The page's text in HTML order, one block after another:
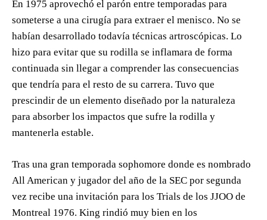
En 1975 aprovechó el parón entre temporadas para
someterse a una cirugía para extraer el menisco. No se
habían desarrollado todavía técnicas artroscópicas. Lo
hizo para evitar que su rodilla se inflamara de forma
continuada sin llegar a comprender las consecuencias
que tendría para el resto de su carrera. Tuvo que
prescindir de un elemento diseñado por la naturaleza
para absorber los impactos que sufre la rodilla y
mantenerla estable.
Tras una gran temporada sophomore donde es nombrado
All American y jugador del año de la SEC por segunda
vez recibe una invitación para los Trials de los JJOO de
Montreal 1976. King rindió muy bien en los